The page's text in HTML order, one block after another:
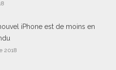
iPhone est de moins en
2018